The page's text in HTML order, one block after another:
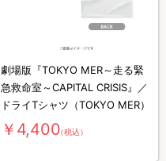
劇場版『TOKYO MER～走る緊
急救命室～CAPITAL CRISIS』／
ドライTシャツ（TOKYO MER）
￥4,400（税込）